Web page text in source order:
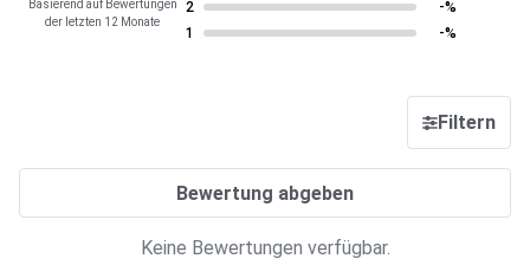
Basierend auf Bewertungen
der letzten 12 Monate
2
-%
1
-%
Filtern
Bewertung abgeben
Keine Bewertungen verfügbar.